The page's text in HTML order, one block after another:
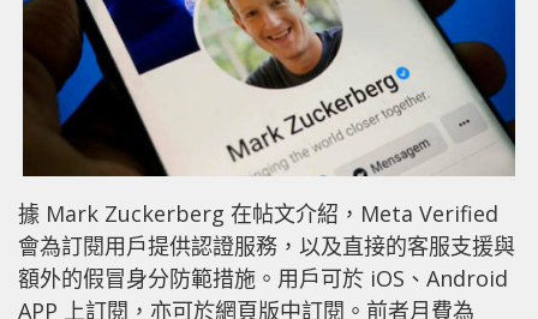
據 Mark Zuckerberg 在帖文介紹，Meta Verified
會為訂閱用戶提供認證服務，以及直接的客服支援與
額外的假冒身分防範措施。用戶可於 iOS、Android
APP 上訂閱，亦可於網頁版中訂閱。前者月費為